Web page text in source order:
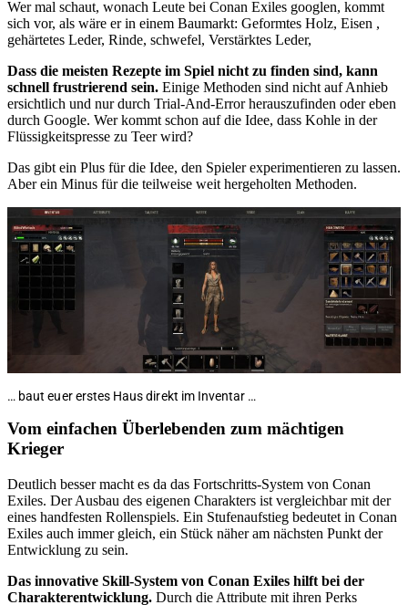
Wer mal schaut, wonach Leute bei Conan Exiles googlen, kommt
sich vor, als wäre er in einem Baumarkt: Geformtes Holz, Eisen ,
gehärtetes Leder, Rinde, schwefel, Verstärktes Leder,
Dass die meisten Rezepte im Spiel nicht zu finden sind, kann
schnell frustrierend sein. Einige Methoden sind nicht auf Anhieb
ersichtlich und nur durch Trial-And-Error herauszufinden oder eben
durch Google. Wer kommt schon auf die Idee, dass Kohle in der
Flüssigkeitspresse zu Teer wird?
Das gibt ein Plus für die Idee, den Spieler experimentieren zu lassen.
Aber ein Minus für die teilweise weit hergeholten Methoden.
… baut euer erstes Haus direkt im Inventar …
Vom einfachen Überlebenden zum mächtigen
Krieger
Deutlich besser macht es da das Fortschritts-System von Conan
Exiles. Der Ausbau des eigenen Charakters ist vergleichbar mit der
eines handfesten Rollenspiels. Ein Stufenaufstieg bedeutet in Conan
Exiles auch immer gleich, ein Stück näher am nächsten Punkt der
Entwicklung zu sein.
Das innovative Skill-System von Conan Exiles hilft bei der
Charakterentwicklung. Durch die Attribute mit ihren Perks